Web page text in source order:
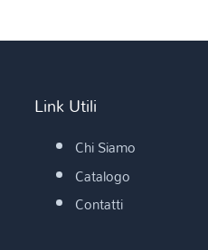
Link Utili
Chi Siamo
Catalogo
Contatti